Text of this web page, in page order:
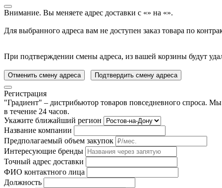
Внимание. Вы меняете адрес доставки с «» на «».
Для выбранного адреса вам не доступен заказ товара по
При подтверждении смены адреса, из вашей корзины будут
Отменить смену адреса Подтвердить смену адреса
Регистрация
"Градиент" – дистрибьютор товаров повседневного спроса.
в течение 24 часов.
Укажите ближайший регион
Название компании
Предполагаемый объем закупок
Интересующие бренды
Точный адрес доставки
ФИО контактного лица
Должность